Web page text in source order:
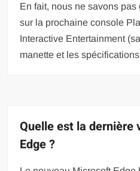
En fait, nous ne savons
sur la prochaine console
Interactive Entertainment
manette et les
Quelle est la
Edge ?